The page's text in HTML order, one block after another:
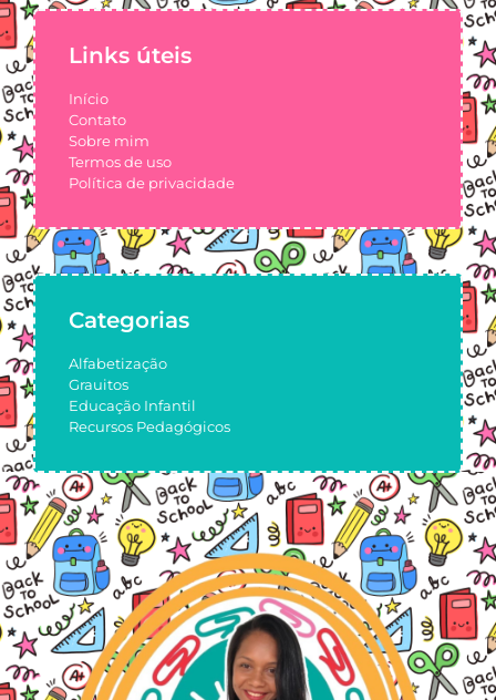
Links úteis
Início
Contato
Sobre mim
Termos de uso
Política de privacidade
Categorias
Alfabetização
Grauitos
Educação Infantil
Recursos Pedagógicos